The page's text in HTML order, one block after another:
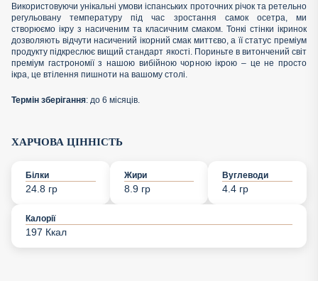
Використовуючи унікальні умови іспанських проточних річок та ретельно
регульовану температуру під час зростання самок осетра, ми
створюємо ікру з насиченим та класичним смаком. Тонкі стінки ікринок
дозволяють відчути насичений ікорний смак миттєво, а її статус преміум
продукту підкреслює вищий стандарт якості. Пориньте в витончений світ
преміум гастрономії з нашою вибійною чорною ікрою – це не просто
ікра, це втілення пишноти на вашому столі.
Термін зберігання: до 6 місяців.
ХАРЧОВА ЦІННІСТЬ
Білки
24.8 гр
Жири
8.9 гр
Вуглеводи
4.4 гр
Калорії
197 Ккал